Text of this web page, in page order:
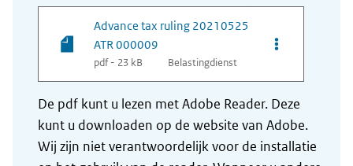
Advance tax ruling 20210525
ATR 000009
pdf - 23 kB Belastingdienst
Opties van
De pdf kunt u lezen met Adobe Reader. Deze
kunt u downloaden op de website van Adobe.
Wij zijn niet verantwoordelijk voor de installatie